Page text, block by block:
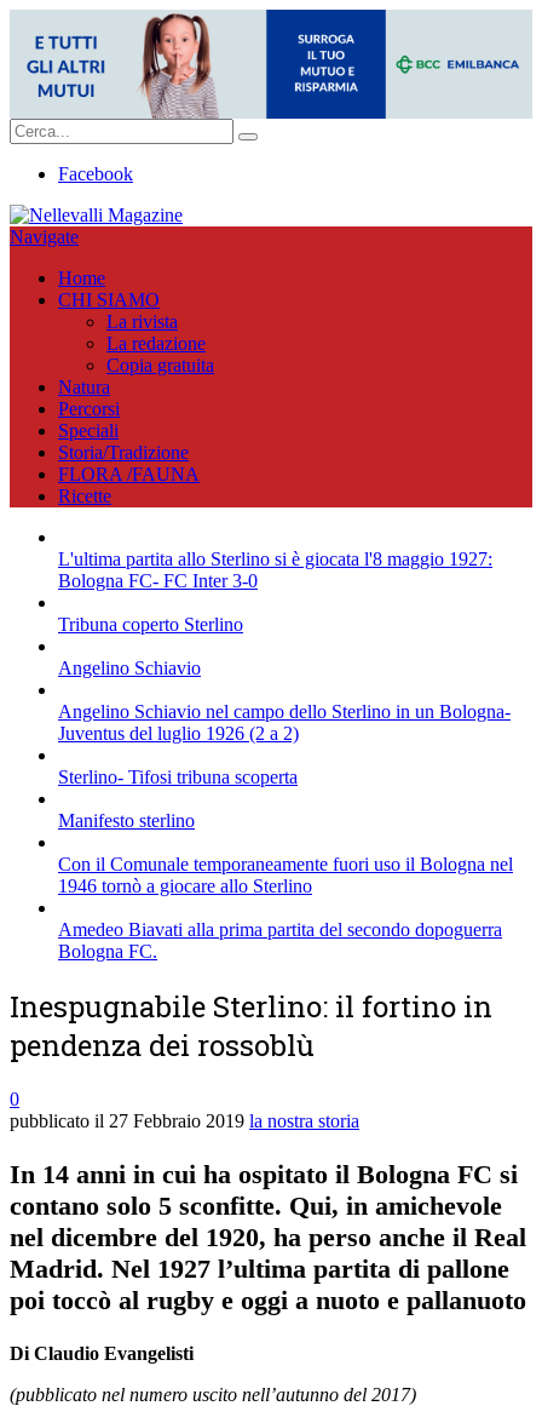
Facebook
Navigate
Home
CHI SIAMO
La rivista
La redazione
Copia gratuita
Natura
Percorsi
Speciali
Storia/Tradizione
FLORA /FAUNA
Ricette
L'ultima partita allo Sterlino si è giocata l'8 maggio 1927:
Bologna FC- FC Inter 3-0
Tribuna coperto Sterlino
Angelino Schiavio
Angelino Schiavio nel campo dello Sterlino in un Bologna-
Juventus del luglio 1926 (2 a 2)
Sterlino- Tifosi tribuna scoperta
Manifesto sterlino
Con il Comunale temporaneamente fuori uso il Bologna nel
1946 tornò a giocare allo Sterlino
Amedeo Biavati alla prima partita del secondo dopoguerra
Bologna FC.
Inespugnabile Sterlino: il fortino in
pendenza dei rossoblù
0
pubblicato il 27 Febbraio 2019 la nostra storia
In 14 anni in cui ha ospitato il Bologna FC si
contano solo 5 sconfitte. Qui, in amichevole
nel dicembre del 1920, ha perso anche il Real
Madrid. Nel 1927 l’ultima partita di pallone
poi toccò al rugby e oggi a nuoto e pallanuoto
Di Claudio Evangelisti
(pubblicato nel numero uscito nell’autunno del 2017)